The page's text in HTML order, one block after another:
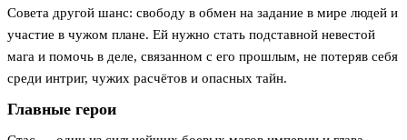
Совета другой шанс: свободу в обмен на задание в мире людей и
участие в чужом плане. Ей нужно стать подставной невестой
мага и помочь в деле, связанном с его прошлым, не потеряв себя
среди интриг, чужих расчётов и опасных тайн.
Главные герои